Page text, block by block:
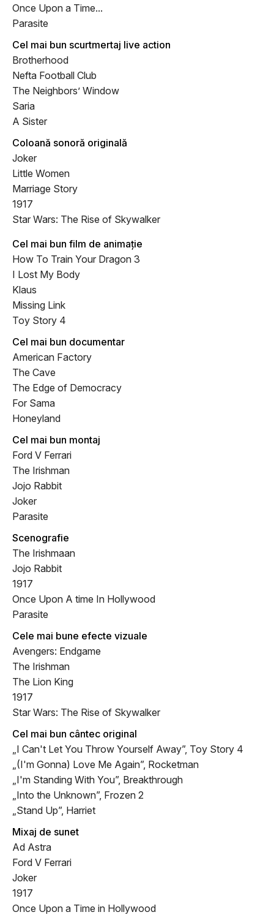
Once Upon a Time...
Parasite
Cel mai bun scurtmertaj live action
Brotherhood
Nefta Football Club
The Neighbors’ Window
Saria
A Sister
Coloană sonoră originală
Joker
Little Women
Marriage Story
1917
Star Wars: The Rise of Skywalker
Cel mai bun film de animație
How To Train Your Dragon 3
I Lost My Body
Klaus
Missing Link
Toy Story 4
Cel mai bun documentar
American Factory
The Cave
The Edge of Democracy
For Sama
Honeyland
Cel mai bun montaj
Ford V Ferrari
The Irishman
Jojo Rabbit
Joker
Parasite
Scenografie
The Irishmaan
Jojo Rabbit
1917
Once Upon A time In Hollywood
Parasite
Cele mai bune efecte vizuale
Avengers: Endgame
The Irishman
The Lion King
1917
Star Wars: The Rise of Skywalker
Cel mai bun cântec original
„I Can't Let You Throw Yourself Away”, Toy Story 4
„(I'm Gonna) Love Me Again”, Rocketman
„I'm Standing With You”, Breakthrough
„Into the Unknown”, Frozen 2
„Stand Up”, Harriet
Mixaj de sunet
Ad Astra
Ford V Ferrari
Joker
1917
Once Upon a Time in Hollywood